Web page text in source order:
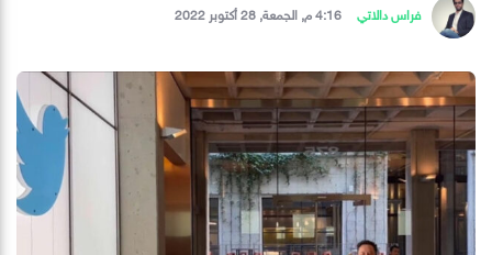
فراس دالاتي 4:16 م, الجمعة, 28 أكتوبر 2022